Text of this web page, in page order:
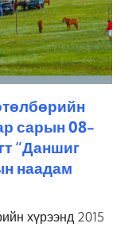
сарын 08-
“Даншиг
наадам
хүрээнд 2015